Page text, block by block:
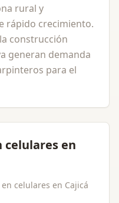
rural y
rápido crecimiento.
construcción
generan demanda
para el
celulares en
celulares en Cajicá